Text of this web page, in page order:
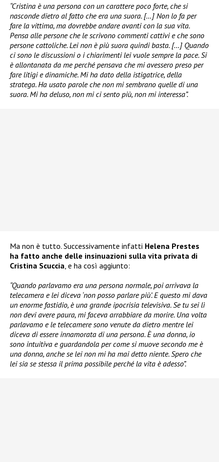
“Cristina è una persona con un carattere poco forte, che si
nasconde dietro al fatto che era una suora. […] Non lo fa per
fare la vittima, ma dovrebbe andare avanti con la sua vita.
Pensa alle persone che le scrivono commenti cattivi e che sono
persone cattoliche. Lei non è più suora quindi basta. […] Quando
ci sono le discussioni o i chiarimenti lei vuole sempre la pace. Si
è allontanata da me perché pensava che mi avessero preso per
fare litigi e dinamiche. Mi ha dato della istigatrice, della
stratega. Ha usato parole che non mi sembrano quelle di una
suora. Mi ha deluso, non mi ci sento più, non mi interessa”.
Ma non è tutto. Successivamente infatti Helena Prestes
ha fatto anche delle insinuazioni sulla vita privata di
Cristina Scuccia , e ha così aggiunto:
“Quando parlavamo era una persona normale, poi arrivava la
telecamera e lei diceva ‘non posso parlare più’. E questo mi dava
un enorme fastidio, è una grande ipocrisia televisiva. Se tu sei lì
non devi avere paura, mi faceva arrabbiare da morire. Una volta
parlavamo e le telecamere sono venute da dietro mentre lei
diceva di essere innamorata di una persona. È una donna, io
sono intuitiva e guardandola per come si muove secondo me è
una donna, anche se lei non mi ha mai detto niente. Spero che
lei sia se stessa il prima possibile perché la vita è adesso”.